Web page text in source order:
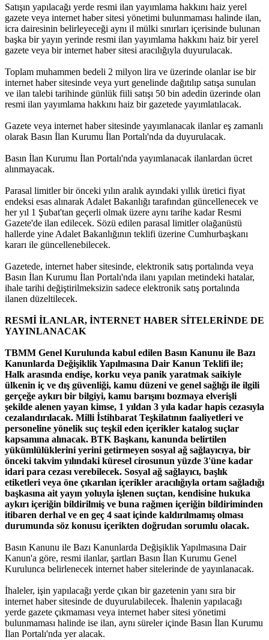
Satışın yapılacağı yerde resmi ilan yayımlama hakkını haiz yerel
gazete veya internet haber sitesi yönetimi bulunmaması halinde ilan,
icra dairesinin belirleyeceği aynı il mülki sınırları içerisinde bulunan
başka bir yayın yerinde resmi ilan yayımlama hakkını haiz bir yerel
gazete veya bir internet haber sitesi aracılığıyla duyurulacak.
Toplam muhammen bedeli 2 milyon lira ve üzerinde olanlar ise bir
internet haber sitesinde veya yurt genelinde dağıtılıp satışa sunulan
ve ilan talebi tarihinde günlük fiili satışı 50 bin adedin üzerinde olan
resmi ilan yayımlama hakkını haiz bir gazetede yayımlatılacak.
Gazete veya internet haber sitesinde yayımlanacak ilanlar eş zamanlı
olarak Basın İlan Kurumu İlan Portalı'nda da duyurulacak.
Basın İlan Kurumu İlan Portalı'nda yayımlanacak ilanlardan ücret
alınmayacak.
Parasal limitler bir önceki yılın aralık ayındaki yıllık üretici fiyat
endeksi esas alınarak Adalet Bakanlığı tarafından güncellenecek ve
her yıl 1 Şubat'tan geçerli olmak üzere aynı tarihe kadar Resmi
Gazete'de ilan edilecek. Sözü edilen parasal limitler olağanüstü
hallerde yine Adalet Bakanlığının teklifi üzerine Cumhurbaşkanı
kararı ile güncellenebilecek.
Gazetede, internet haber sitesinde, elektronik satış portalında veya
Basın İlan Kurumu İlan Portalı'nda ilanı yapılan metindeki hatalar,
ihale tarihi değiştirilmeksizin sadece elektronik satış portalında
ilanen düzeltilecek.
RESMİ İLANLAR, İNTERNET HABER SİTELERİNDE DE
YAYINLANACAK
TBMM Genel Kurulunda kabul edilen Basın Kanunu ile Bazı
Kanunlarda Değişiklik Yapılmasına Dair Kanun Teklifi ile;
Halk arasında endişe, korku veya panik yaratmak saikiyle
ülkenin iç ve dış güvenliği, kamu düzeni ve genel sağlığı ile ilgili
gerçeğe aykırı bir bilgiyi, kamu barışını bozmaya elverişli
şekilde alenen yayan kimse, 1 yıldan 3 yıla kadar hapis cezasıyla
cezalandırılacak. Milli İstihbarat Teşkilatının faaliyetleri ve
personeline yönelik suç teşkil eden içerikler katalog suçlar
kapsamına alınacak. BTK Başkanı, kanunda belirtilen
yükümlülüklerini yerini getirmeyen sosyal ağ sağlayıcıya, bir
önceki takvim yılındaki küresel cirosunun yüzde 3'üne kadar
idari para cezası verebilecek. Sosyal ağ sağlayıcı, başlık
etiketleri veya öne çıkarılan içerikler aracılığıyla ortam sağladığı
başkasına ait yayın yoluyla işlenen suçtan, kendisine hukuka
aykırı içeriğin bildirilmiş ve buna rağmen içeriğin bildiriminden
itibaren derhal ve en geç 4 saat içinde kaldırılmamış olması
durumunda söz konusu içerikten doğrudan sorumlu olacak.
Basın Kanunu ile Bazı Kanunlarda Değişiklik Yapılmasına Dair
Kanun'a göre, resmi ilanlar, şartları Basın İlan Kurumu Genel
Kurulunca belirlenecek internet haber sitelerinde de yayınlanacak.
İhaleler, işin yapılacağı yerde çıkan bir gazetenin yanı sıra bir
internet haber sitesinde de duyurulabilecek. İhalenin yapılacağı
yerde gazete çıkmaması veya internet haber sitesi yönetimi
bulunmaması halinde ise ilan, aynı süreler içinde Basın İlan Kurumu
İlan Portalı'nda yer alacak.